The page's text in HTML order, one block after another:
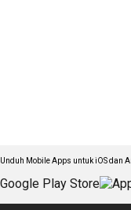
Unduh Mobile Apps untuk iOS dan